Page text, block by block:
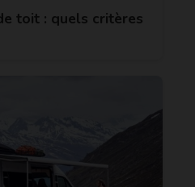
toit : quels critères